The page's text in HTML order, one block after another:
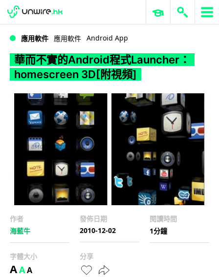
WWDC 2026 ERP 與商業 AI
應用軟件 應用軟件 Android App
華而不實的Android程式Launcher：
homescreen 3D[附視頻]
作者
海藍牛
發佈日期
2010-12-02
閱讀時間
1分鐘
字體大小
AAA
分享